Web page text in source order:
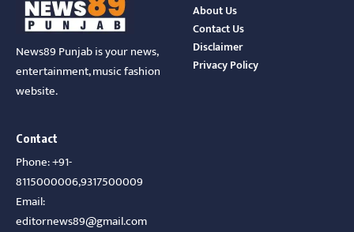
News89 Punjab is your news,
entertainment, music fashion
website.
About Us
Contact Us
Disclaimer
Privacy Policy
Contact
Phone: +91-
8115000006,9317500009
Email:
editornews89@gmail.com